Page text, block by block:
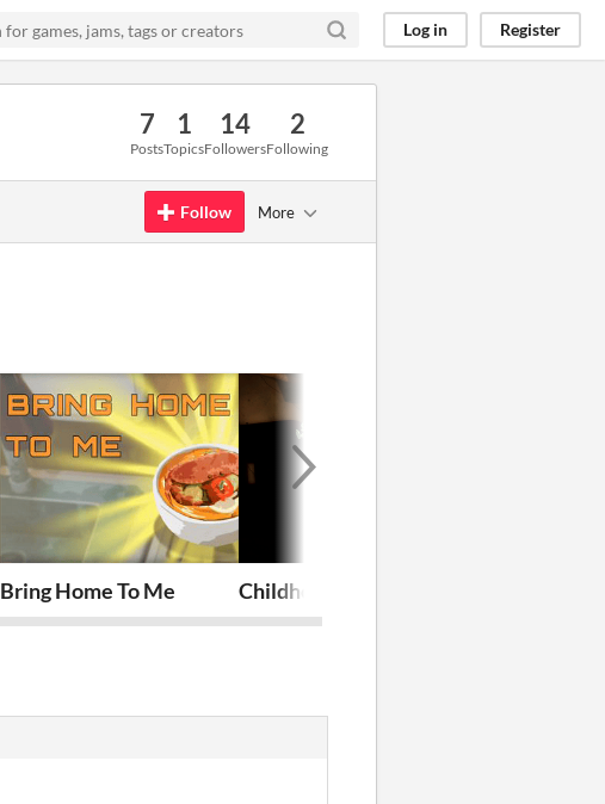
Log in Register
7
Posts
1
Topics
14
Followers
2
Following
Follow More
Bring Home To Me Childhood